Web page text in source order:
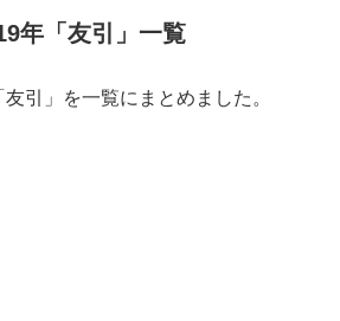
年「友引」一覧
引」を一覧にまとめました。